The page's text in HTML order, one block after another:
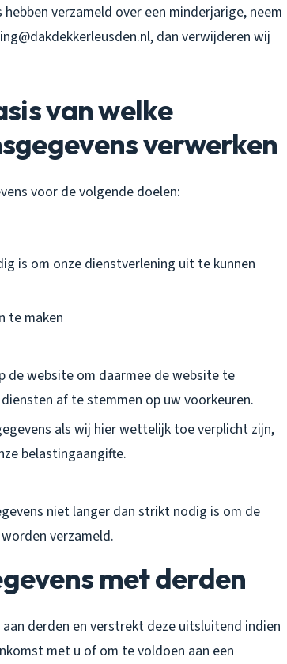
verzameld over een minderjarige, neem
dan verwijderen wij
van welke
verwerken
voor de volgende doelen:
is om onze dienstverlening uit te kunnen
te maken
de website om daarmee de website te
af te stemmen op uw voorkeuren.
als wij hier wettelijk toe verplicht zijn,
belastingaangifte.
niet langer dan strikt nodig is om de
verzameld.
met derden
derden en verstrekt deze uitsluitend indien
met u of om te voldoen aan een